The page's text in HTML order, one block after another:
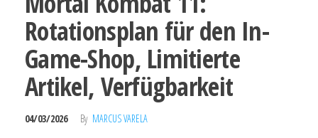
Rotationsplan für den In-
Game-Shop, Limitierte
Artikel, Verfügbarkeit
04/03/2026 By MARCUS VARELA